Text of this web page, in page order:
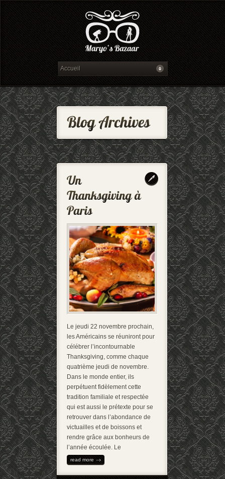
Le jeudi 22 novembre prochain,
les Américains se réuniront pour
célébrer l’incontournable
Thanksgiving, comme chaque
quatrième jeudi de novembre.
Dans le monde entier, ils
perpétuent fidèlement cette
tradition familiale et respectée
qui est aussi le prétexte pour se
retrouver dans l’abondance de
victuailles et de boissons et
rendre grâce aux bonheurs de
l’année écoulée. Le
read more